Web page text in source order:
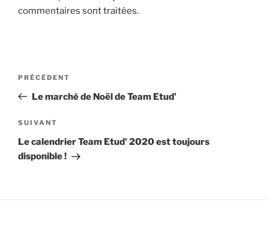
commentaires sont traitées.
Navigation
l’article
Article
précédent
PRÉCÉDENT
Le marché de Noël de Team Etud’
Article
suivant
SUIVANT
Le calendrier Team Etud’ 2020 est toujours
disponible !